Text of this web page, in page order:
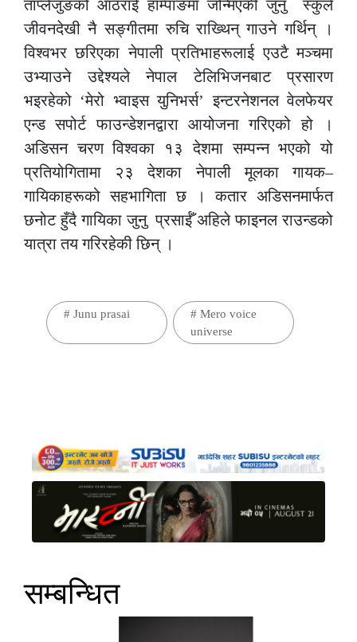
ताप्लेजुङको आठराई हाम्पाङमा जन्मिएकी जुनु स्कुले
जीवनदेखी नै सङ्गीतमा रुचि राख्थिन् गाउने गर्थिन् ।
विश्वभर छरिएका नेपाली प्रतिभाहरूलाई एउटै मञ्चमा
उभ्याउने उद्देश्यले नेपाल टेलिभिजनबाट प्रसारण
भइरहेको ‘मेरो भ्वाइस युनिभर्स’ इन्टरनेशनल वेलफेयर
एन्ड सपोर्ट फाउन्डेशनद्वारा आयोजना गरिएको हो ।
अडिसन चरण विश्वका १३ देशमा सम्पन्न भएको यो
प्रतियोगितामा २३ देशका नेपाली मूलका गायक–
गायिकाहरूको सहभागिता छ । कतार अडिसनमार्फत
छनोट हुँदै गायिका जुनु प्रसाईँ अहिले फाइनल राउन्डको
यात्रा तय गरिरहेकी छिन् ।
# Junu prasai # Mero voice
universe
सम्बन्धित